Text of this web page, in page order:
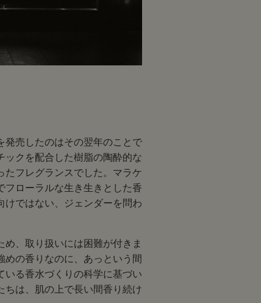
売したのはその翌年のことで
クを配合した樹脂の陶酔的な
フレグランスでした。マラケ
フローラルな生き生きとした香
けではない、ジェンダーを問わ
、取り扱いには困難が付きま
めの香りなのに、あっという間
る香水づくりの科学に基づい
は、肌の上で長い間香り続け